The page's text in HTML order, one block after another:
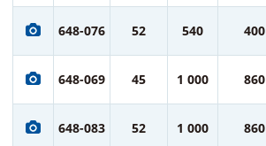
648-076 52 540 400
648-069 45 1 000 860
648-083 52 1 000 860